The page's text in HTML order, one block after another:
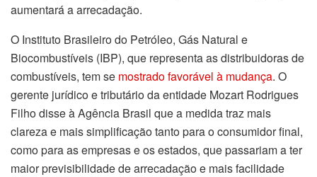
aumentará a arrecadação.
O Instituto Brasileiro do Petróleo, Gás Natural e
Biocombustíveis (IBP), que representa as distribuidoras de
combustíveis, tem se mostrado favorável à mudança. O
gerente jurídico e tributário da entidade Mozart Rodrigues
Filho disse à Agência Brasil que a medida traz mais
clareza e mais simplificação tanto para o consumidor final,
como para as empresas e os estados, que passariam a ter
maior previsibilidade de arrecadação e mais facilidade